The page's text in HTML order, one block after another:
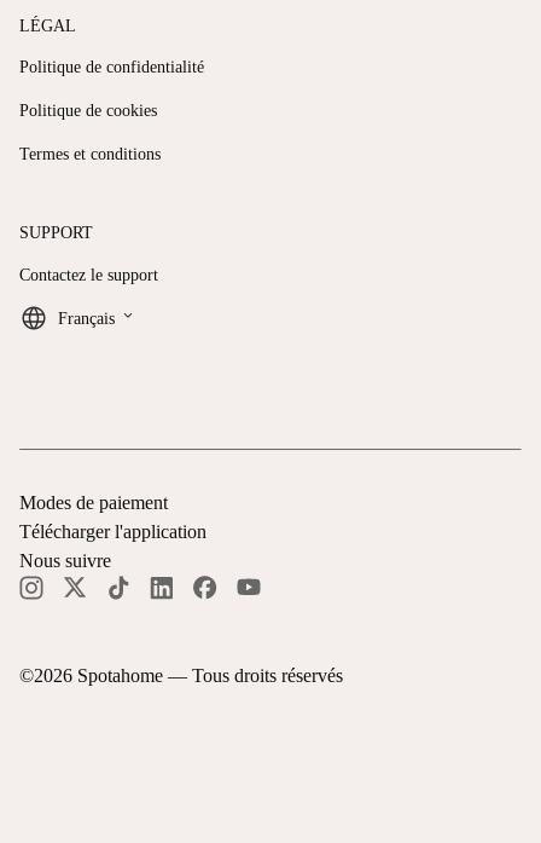
LÉGAL
Politique de confidentialité
Politique de cookies
Termes et conditions
SUPPORT
Contactez le support
Français keyboard_arrow_down
©2026 Spotahome — Tous droits réservés
Modes de paiement
Télécharger l'application
Nous suivre